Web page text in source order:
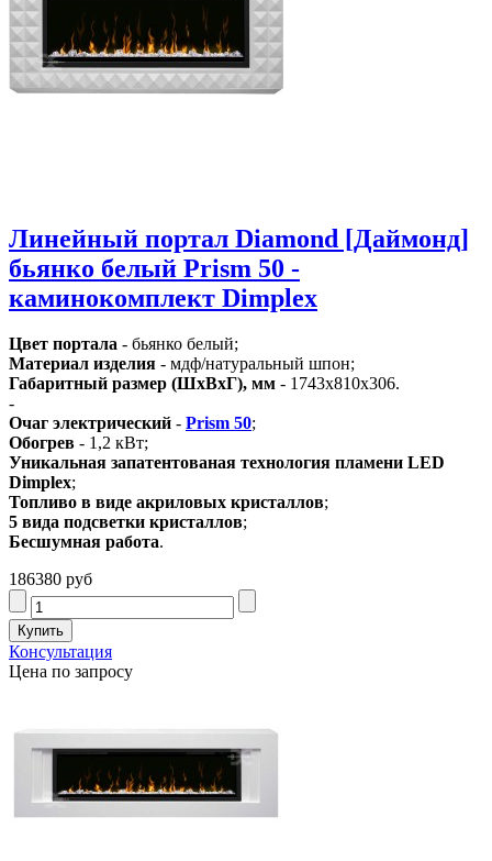
Линейный портал Diamond [Даймонд]
бьянко белый Prism 50 -
каминокомплект Dimplex
Цвет портала - бьянко белый;
Материал изделия - мдф/натуральный шпон;
Габаритный размер (ШхВхГ), мм - 1743х810х306.
-
Очаг электрический - Prism 50;
Обогрев - 1,2 кВт;
Уникальная запатентованая технология пламени LED
Dimplex;
Топливо в виде акриловых кристаллов;
5 вида подсветки кристаллов;
Бесшумная работа.
186380 руб
Консультация
Цена по запросу